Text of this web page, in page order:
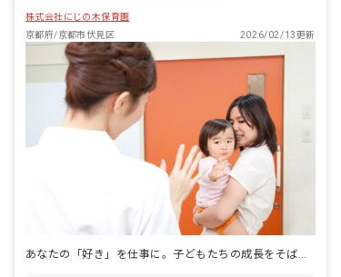
株式会社にじの木保育園
京都府/京都市伏見区
2026/02/13更新
あなたの「好き」を仕事に。子どもたちの成長をそばで見守りませんか？